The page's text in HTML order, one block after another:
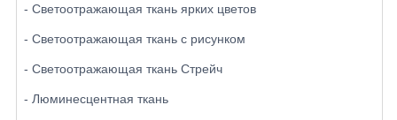
- Светоотражающая ткань ярких цветов
- Светоотражающая ткань с рисунком
- Светоотражающая ткань Стрейч
- Люминесцентная ткань